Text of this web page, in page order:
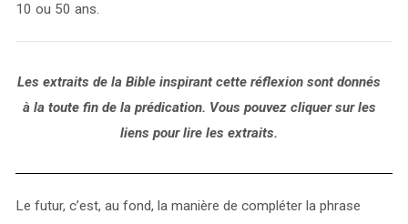
10 ou 50 ans.
Les extraits de la Bible inspirant cette réflexion sont donnés
à la toute fin de la prédication. Vous pouvez cliquer sur les
liens pour lire les extraits.
Le futur, c’est, au fond, la manière de compléter la phrase